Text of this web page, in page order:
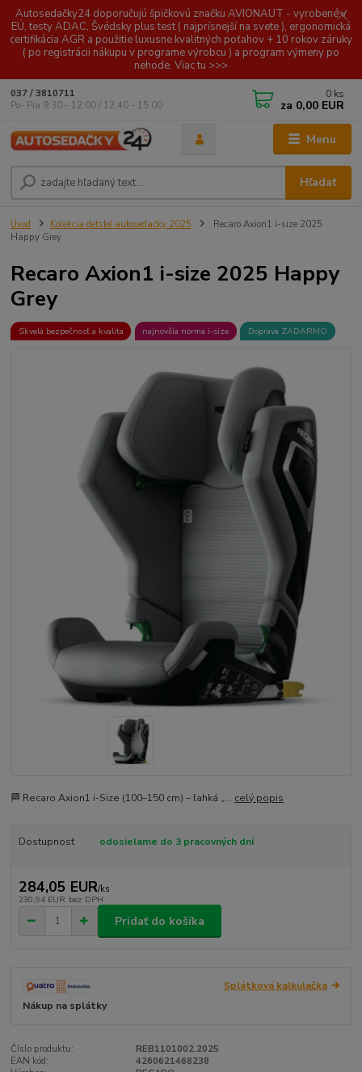
Autosedačky24 doporučujú špičkovú značku AVIONAUT - vyrobené v
EÚ, testy ADAC, Švédsky plus test ( najprísnejší na svete ), ergonomická
certifikácia AGR a použitie luxusne kvalitných poťahov + 10 rokov záruky
( po registrácii nákupu v programe výrobcu ) a program výmeny po
nehode. Viac tu >>>
Menu
Hľadať
037 / 3810711
Po- Pia 9.30 - 12.00 / 12.40 - 15.00
0 ks
za 0,00 EUR
Úvod Kolekcia detské autosedačky 2025
Recaro Axion1 i-size 2025
Happy Grey
Recaro Axion1 i-size 2025 Happy
Grey
Skvelá bezpečnosť a kvalita najnovšia norma i-size Doprava ZADARMO
🏁 Recaro Axion1 i-Size (100–150 cm) – ľahká „... celý popis
Dostupnosť odosielame do 3 pracovných dní
284,05 EUR/ks
230,94 EUR bez DPH
Pridať do košíka
Splátková kalkulačka
Nákup na splátky
Číslo produktu:
REB1101002.2025
EAN kód:
4260621468238